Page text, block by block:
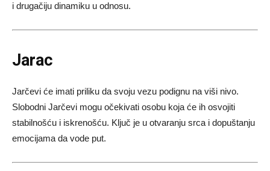
i drugačiju dinamiku u odnosu.
Jarac
Jarčevi će imati priliku da svoju vezu podignu na viši nivo.
Slobodni Jarčevi mogu očekivati osobu koja će ih osvojiti
stabilnošću i iskrenošću. Ključ je u otvaranju srca i dopuštanju
emocijama da vode put.